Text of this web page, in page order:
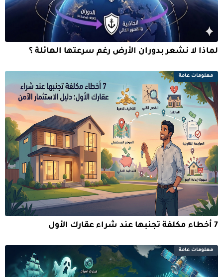
لماذا لا نشعر بدوران الأرض رغم سرعتها الهائلة ؟
معلومات عامة
7 أخطاء مكلفة تجنبها عند شراء عقارك الأول
معلومات عامة